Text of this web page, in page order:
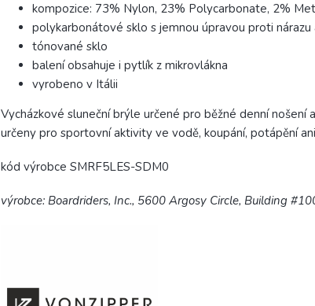
kompozice: 73% Nylon, 23% Polycarbonate, 2%
polykarbonátové sklo s jemnou úpravou proti nárazu
tónované sklo
balení obsahuje i pytlík z mikrovlákna
vyrobeno v Itálii
Vycházkové sluneční brýle určené pro běžné denní nošení
určeny pro sportovní aktivity ve vodě, koupání, potápění
kód výrobce SMRF5LES-SDM0
výrobce: Boardriders, Inc., 5600 Argosy Circle, Building